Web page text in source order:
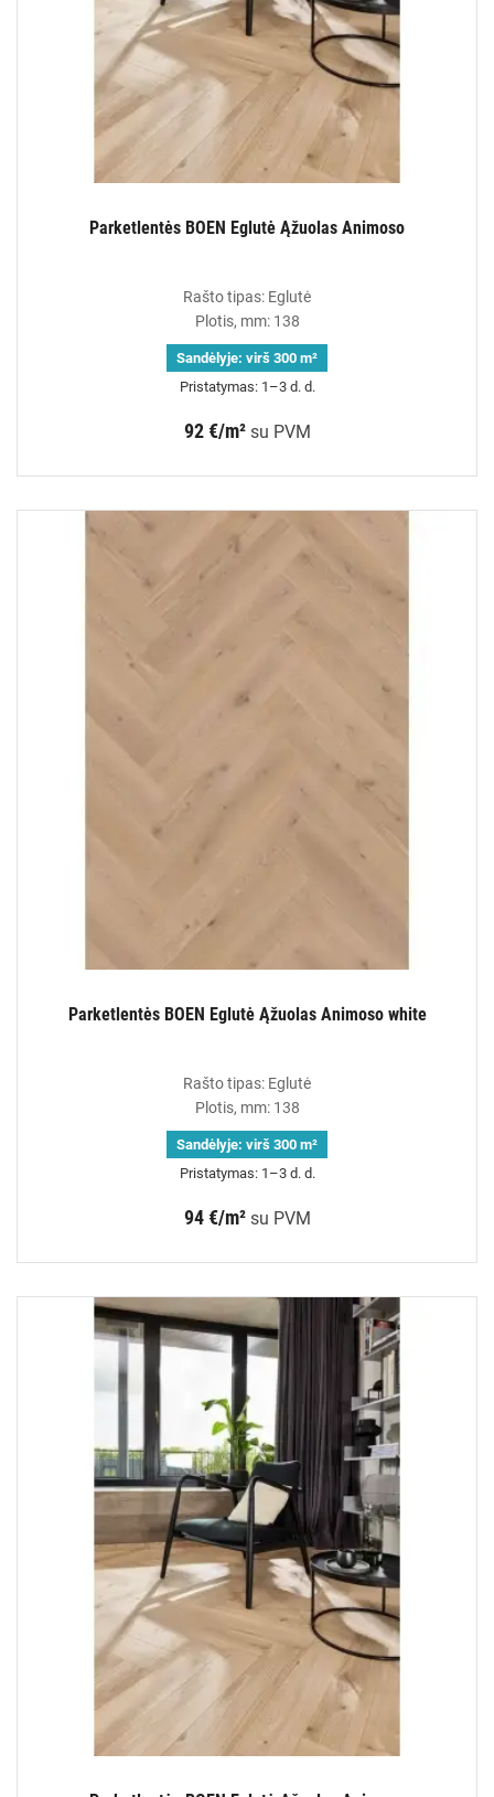
Parketlentės BOEN Eglutė Ąžuolas Animoso
Rašto tipas: Eglutė
Plotis, mm: 138
Sandėlyje: virš 300 m²
Pristatymas: 1–3 d. d.
92 €/m² su PVM
Parketlentės BOEN Eglutė Ąžuolas Animoso white
Rašto tipas: Eglutė
Plotis, mm: 138
Sandėlyje: virš 300 m²
Pristatymas: 1–3 d. d.
94 €/m² su PVM